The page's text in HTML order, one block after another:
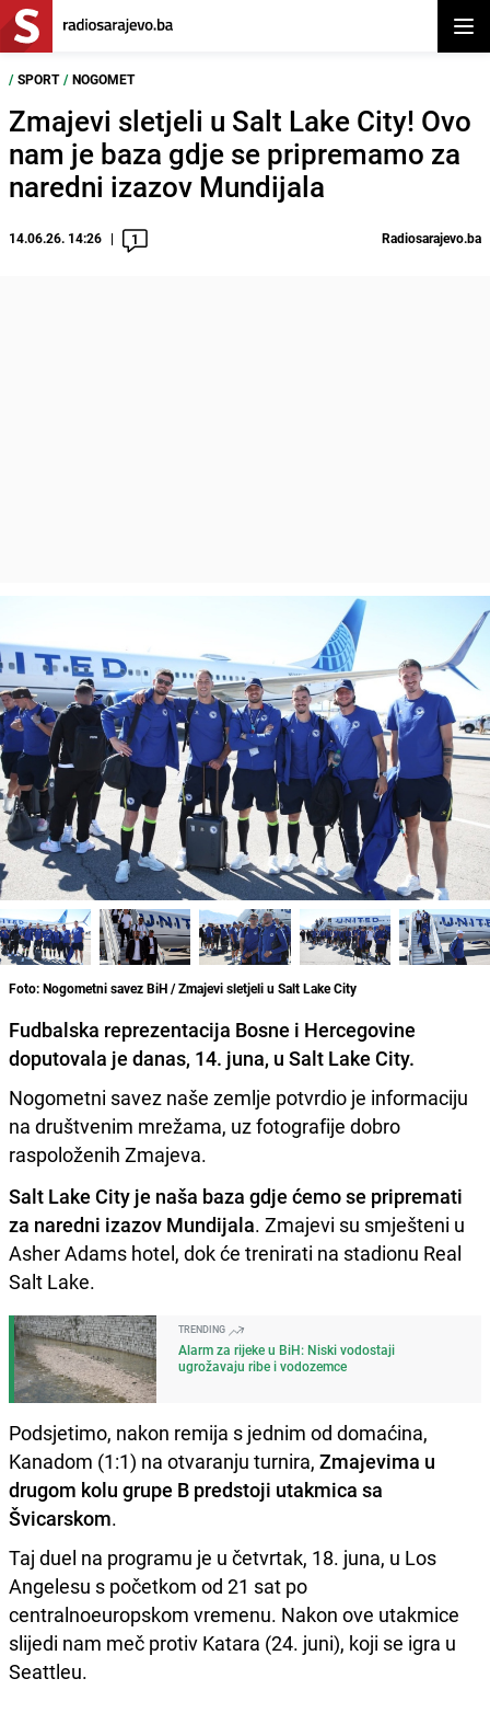
/ SPORT / NOGOMET
Zmajevi sletjeli u Salt Lake City! Ovo
nam je baza gdje se pripremamo za
naredni izazov Mundijala
14.06.26. 14:26 1 Radiosarajevo.ba
Foto: Nogometni savez BiH / Zmajevi sletjeli u Salt Lake City
Fudbalska reprezentacija Bosne i Hercegovine
doputovala je danas, 14. juna, u Salt Lake City.
Nogometni savez naše zemlje potvrdio je informaciju
na društvenim mrežama, uz fotografije dobro
raspoloženih Zmajeva.
Salt Lake City je naša baza gdje ćemo se pripremati
za naredni izazov Mundijala. Zmajevi su smješteni u
Asher Adams hotel, dok će trenirati na stadionu Real
Salt Lake.
TRENDING
Alarm za rijeke u BiH: Niski vodostaji
ugrožavaju ribe i vodozemce
Podsjetimo, nakon remija s jednim od domaćina,
Kanadom (1:1) na otvaranju turnira, Zmajevima u
drugom kolu grupe B predstoji utakmica sa
Švicarskom.
Taj duel na programu je u četvrtak, 18. juna, u Los
Angelesu s početkom od 21 sat po
centralnoeuropskom vremenu. Nakon ove utakmice
slijedi nam meč protiv Katara (24. juni), koji se igra u
Seattleu.